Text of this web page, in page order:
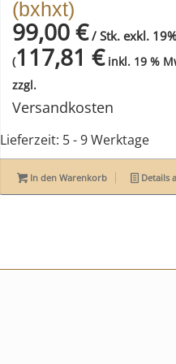
(bxhxt)
99,00€/ Stk. exkl.
(117,81€inkl. 19 %
zzgl.
Versandkosten
Lieferzeit: 5 - 9 Werktage
In den Warenkorb Details